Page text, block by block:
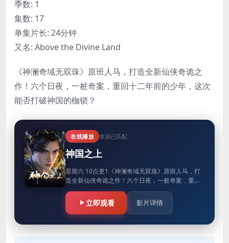
季数: 1
集数: 17
单集片长: 24分钟
又名: Above the Divine Land
《神澜奇域无双珠》原班人马，打造全新仙侠奇诡之
作！六个日夜，一桩奇案，重回十二年前的少年，这次
能否打破神国的枷锁？
在线播放 资源已匹配
神国之上
星期六 10点更1《神澜奇域无双珠》原班人马，打
造全新仙侠奇诡之作！六个日夜，一桩奇案，重回
十二年前的少年，这次能否打破神国的枷锁？
立即观看 影片详情